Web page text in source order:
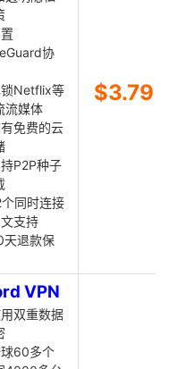
协
Netflix等
流媒体
免费的云
P2P种子
同时连接
支持
退款保
$3.79
VPN
双重数据
60多个